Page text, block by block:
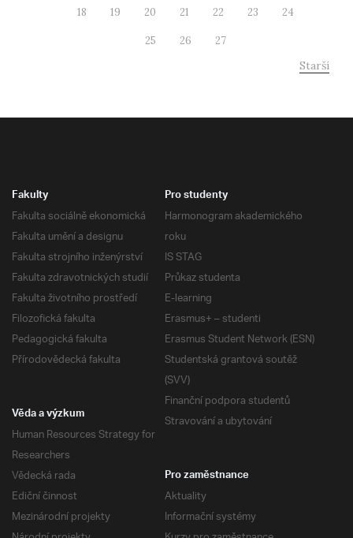
18 19 20 21 22 23 24
25 26 27
Starší
Fakulty
Fakulta sociálně ekonomická
Fakulta umění a designu
Fakulta strojního inženýrství
Fakulta zdravotnických studií
Fakulta životního prostředí
Filozofická fakulta
Pedagogická fakulta
Přírodovědecká fakulta
Pro studenty
Harmonogram akademického
roku
IS STAG
Průkaz studenta
E-learning
Erasmus+ – studenti
Erasmus Student Network (ESN)
Studentská grantová soutěž
(SVV)
Finanční podpora studentů
Stravování a ubytování
Věda a výzkum
Human Resources Strategy for
Researchers
Vědecká rada
Ediční činnost
Mezinárodní projekty
Pro zaměstnance
Aktuality
Informační systémy